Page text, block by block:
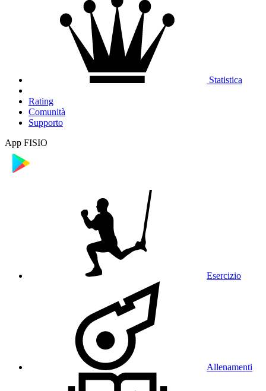
Statistica
Rating
Comunità
Supporto
App FISIO
Esercizio
Allenamenti